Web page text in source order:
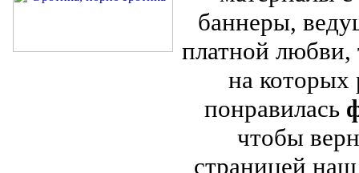
баннеры,
платной любви,
на
понравилась
чтобы
страницей